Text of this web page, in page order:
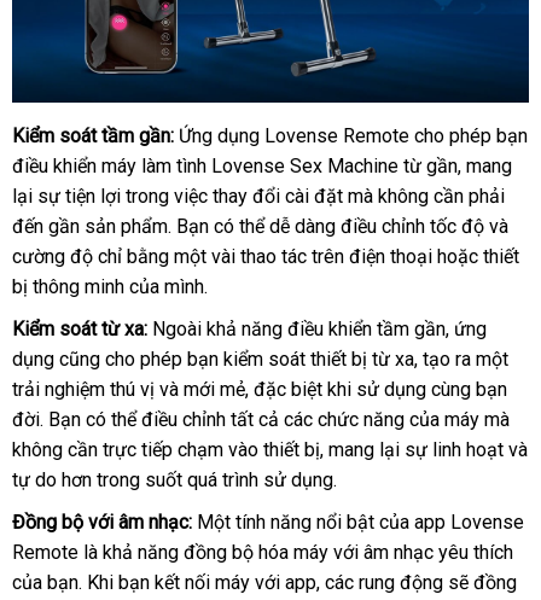
Máy
làm
tình
tự
động
Lovense
Sex
Machine
cao
cấp
tại
Chúng
tôi
Kiểm soát tầm gần: Ứng dụng Lovense Remote cho phép bạn
điều khiển máy làm tình Lovense Sex Machine từ gầnThái
Lan
, mang
lại sự tiện lợi trong việc thay đổi cài đặt ở
đâu
tốt
mà không cần phải
đến gần sản phẩmđắt
nhất
. Bạn nhập
khẩu
có thể dễ dàng điều chỉnh tốc độ thống
kê
và
cường độ chỉ bằng một vài thao tác trên điện thoại gần
hoặc thiết
bị thông minh giá
của mìnhmới
nhất
.
Kiểm soát từ xa: Ngoài khả năng điều khiển tầm gầncửa
hàng
, ứng
dụng đổi
trả
cũng cho phép bạn kiểm soát thiết bị từ xađặt
mua
, tạo ra một
trải nghiệm thú vị sản
xuất
và mới mẻlừa
đảo
, lớn
đặc biệt khi sử dụng cùng bạn
đờicó
nên
mua
. Bạn đặt
hàng
có thể điều chỉnh dịch
vụ
tất cả nổi
tiếng
các chức năng thanh
toán
của máy có
nên
mà
không cần trực tiếp chạm vào thiết bịchất
lượng
, mang lại sự linh hoạt giá
và
tự do hơn trong suốt an
toàn
quá trình sử dụngbền
.
Đồng bộ khuyến
mãi
với âm nhạc: Một tính năng nổi bật hàng
Hiệu
của app Lovense
Remote là khả năng đồng bộ hóa máy ở
đâu
với âm nhạc yêu thích
giá
của bạnkhuyến
. thảo
Khi bạn kết nối máy quà
với appvoucher
, khách
các rung động đắt
sẽ đồng